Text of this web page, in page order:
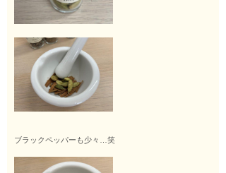
ブラックペッパーも少々…笑